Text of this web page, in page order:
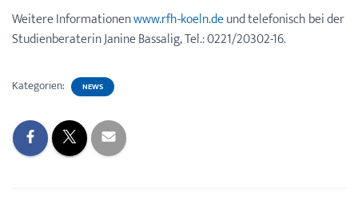
Weitere Informationenwww.rfh-koeln.deund telefonisch bei der
Studienberaterin Janine Bassalig, Tel.: 0221/20302-16.
Kategorien: NEWS